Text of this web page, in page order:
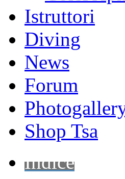
Istruttori
Diving
News
Forum
Shop Tsa
Indice